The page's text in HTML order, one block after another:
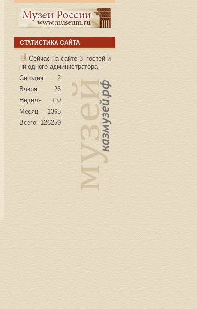
СТАТИСТИКА САЙТА
Сейчас на сайте 3 гостей и
ни одного администратора
Сегодня
2
Вчера
26
Неделя
110
Месяц
1365
Всего
126259